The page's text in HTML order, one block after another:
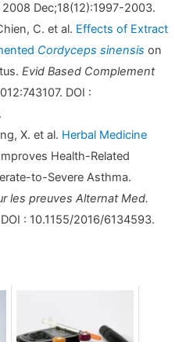
2008 Dec;18(12):1997-2003.
C. et al. Effects of Extract
Cordyceps sinensis on
Evid Based Complement
DOI :
X. et al. Herbal Medicine
Health-Related
to-Severe Asthma.
les preuves Alternat Med.
: 10.1155/2016/6134593.